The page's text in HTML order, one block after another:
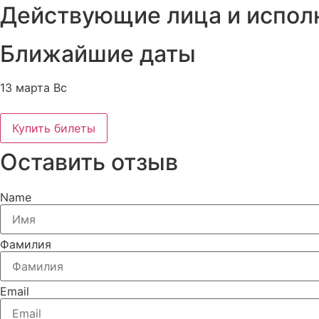
Действующие лица и
Ближайшие даты
13 марта Вс
Купить билеты
Оставить отзыв
Name
Фамилия
Email